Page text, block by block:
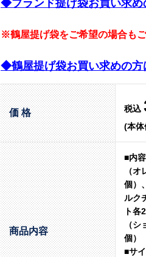
◆ブランド提げ袋お買い求め
※鶴屋提げ袋をご希望の場合もご
◆鶴屋提げ袋お買い求めの方
価 格 税込
(本体
商品内容
■内
（
個）
ルク
ト各
（
個）
■サ